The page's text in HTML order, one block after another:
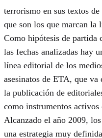
terrorismo en sus textos
que son los que marcan
Como hipótesis de partida
las fechas analizadas hay
línea editorial de los
asesinatos de ETA, que
la publicación de
como instrumentos
Alcanzado el año 2009,
una estrategia muy